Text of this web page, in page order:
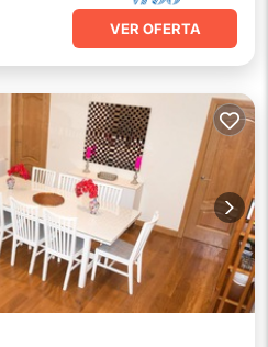
VER OFERTA